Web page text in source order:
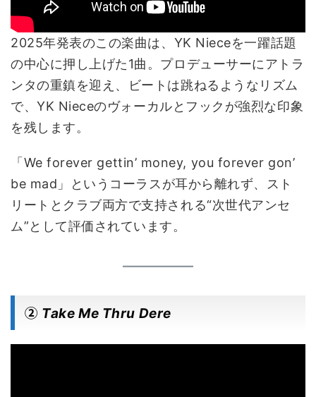
2025年発表のこの楽曲は、YK Nieceを一躍話題
の中心に押し上げた1曲。プロデューサーにアトラ
ンタの重鎮を迎え、ビートは跳ねるようなリズム
で、YK Nieceのヴォーカルとフックが強烈な印象
を残します。
「We forever gettin’ money, you forever gon’
be mad」というコーラスが耳から離れず、スト
リートとクラブ両方で支持される“次世代アンセ
ム”として評価されています。
② Take Me Thru Dere